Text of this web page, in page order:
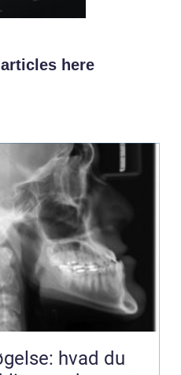
here
hvad du